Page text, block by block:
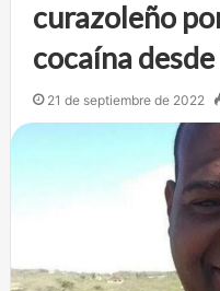
curazoleño
cocaína
21 de septiembre de 2022